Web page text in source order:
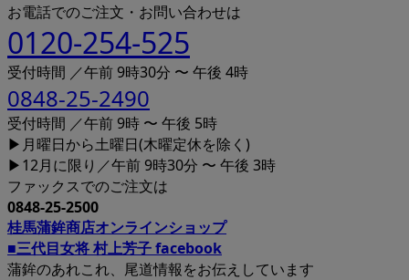
お電話でのご注文・お問い合わせは
0120-254-525
受付時間 ／午前 9時30分 〜 午後 4時
0848-25-2490
受付時間 ／午前 9時 〜 午後 5時
▶月曜日から土曜日(木曜定休を除く)
▶12月に限り／午前 9時30分 〜 午後 3時
ファックスでのご注文は
0848-25-2500
桂馬蒲鉾商店オンラインショップ
■三代目女将 村上芳子 facebook
蒲鉾のあれこれ、尾道情報をお伝えしています